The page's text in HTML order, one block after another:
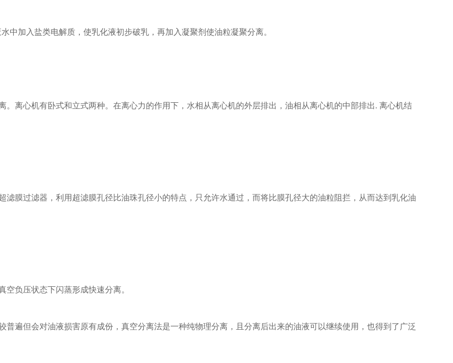
入盐类电解质，使乳化液初步破乳，再加入凝聚剂使油粒凝聚分离。
离心机有卧式和立式两种。在离心力的作用下，水相从离心机的外层排出，油相从离心机的中部排出. 离心机结
膜过滤器，利用超滤膜孔径比油珠孔径小的特点，只允许水通过，而将比膜孔径大的油粒阻拦，从而达到乳化油
负压状态下闪蒸形成快速分离。
遍但会对油液损害原有成份，真空分离法是一种纯物理分离，且分离后出来的油液可以继续使用，也得到了广泛